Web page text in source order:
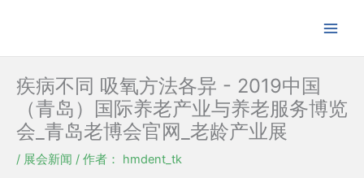
内
疾病不同 吸氧方法各异 - 2019中国
（青岛）国际养老产业与养老服务博览
会_青岛老博会官网_老龄产业展
/ 展会新闻 / 作者： hmdent_tk